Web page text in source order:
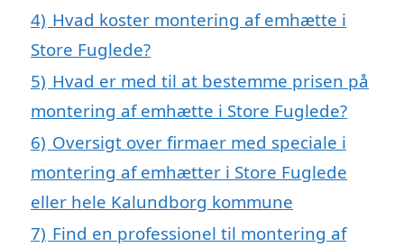
4) Hvad koster montering af emhætte i
Store Fuglede?
5) Hvad er med til at bestemme prisen på
montering af emhætte i Store Fuglede?
6) Oversigt over firmaer med speciale i
montering af emhætter i Store Fuglede
eller hele Kalundborg kommune
7) Find en professionel til montering af